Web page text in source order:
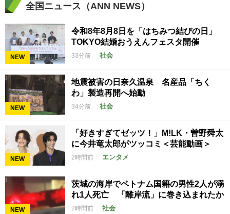
全国ニュース（ANN NEWS）
NEW
令和8年8月8日を「はちみつ結びの日」
TOKYO結婚おうえんフェスタ開催
33分前 社会
NEW
地震被害の日奈久温泉 名産品「ちく
わ」製造再開へ始動
34分前 社会
NEW
「好きすぎてゼッツ！」M!LK・曽野舜太
に今井竜太郎がツッコミ＜芸能動画＞
2時間前 エンタメ
NEW
茨城の海岸でベトナム国籍の男性2人が溺
れ1人死亡 「離岸流」に巻き込まれたか
2時間前 社会